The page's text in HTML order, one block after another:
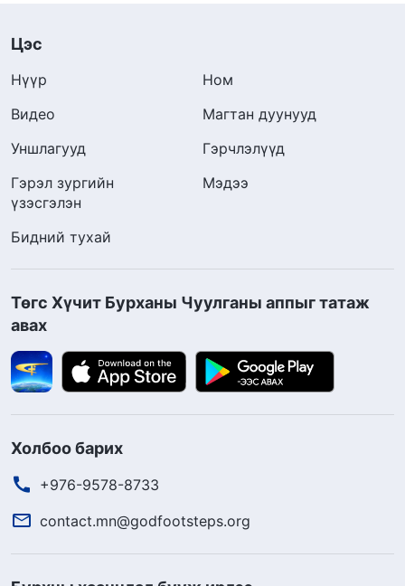
Цэс
Нүүр
Ном
Видео
Магтан дуунууд
Уншлагууд
Гэрчлэлүүд
Гэрэл зургийн
үзэсгэлэн
Мэдээ
Бидний тухай
Төгс Хүчит Бурханы Чуулганы аппыг татаж
авах
Холбоо барих
+976-9578-8733
contact.mn@godfootsteps.org